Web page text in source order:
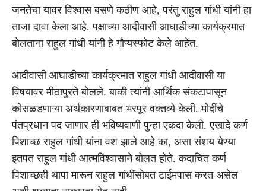
जनतेचा यावर विश्वास बसणे कठीण आहे, परंतु राहुल गांधी यांनी हा
ताजा दावा केला आहे. पक्षाच्या आदीवासी आघाडीच्या कार्यक्रमात
बोलताना राहुल गांधी यांनी हे गौप्यस्फोट केले आहेत.
आदीवासी आघाडीच्या कार्यक्रमात राहुल गांधी आदीवासी या
विषयावर मीठापुरते बोलले. बाकी त्यांनी आर्थिक संकटापासून
कोसळडणाऱ्या अर्थकारणाबाबत भरपूर वक्तव्ये केली. मोदींचे
पंतप्रधान पद जाणार ही भविष्यवाणी पुन्हा एकदा केली. एखादे कर्ण
पिशाच्छ राहुल गांधी यांना वश झाले आहे का, असा संशय येण्या
इतपत राहुल गांधी आत्मविश्वासाने बोलत होते. कदाचित कर्ण
पिशाच्छही थापा मारून राहुल गांधींसोबत टाईमपास करत असेल